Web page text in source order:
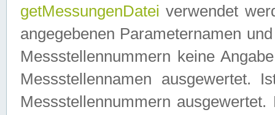
getMessungenDatei verwendet
angegebenen Parameternamen
Messstellennummern keine
Messstellennamen ausgewertet.
Messstellennummern